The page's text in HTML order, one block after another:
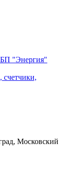
"Энергия"
счетчики,
Московский